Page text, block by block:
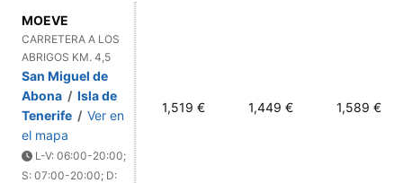
MOEVE
CARRETERA A LOS
ABRIGOS KM. 4,5
San Miguel de
Abona / Isla de
Tenerife / Ver en
el mapa
L-V: 06:00-20:00;
S: 07:00-20:00; D:
1,519 € 1,449 € 1,589 €